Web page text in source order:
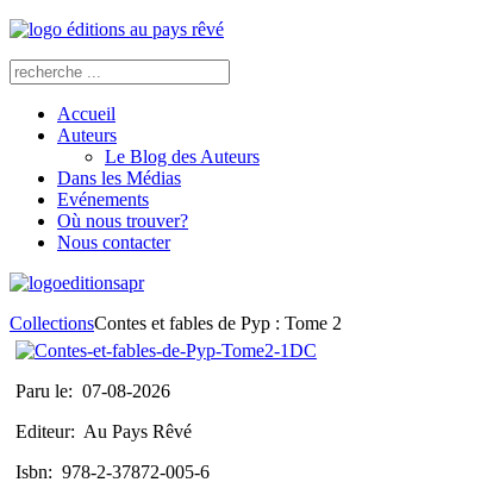
Accueil
Auteurs
Le Blog des Auteurs
Dans les Médias
Evénements
Où nous trouver?
Nous contacter
CollectionsContes et fables de Pyp : Tome 2
Paru le: 07-08-2026
Editeur: Au Pays Rêvé
Isbn: 978-2-37872-005-6